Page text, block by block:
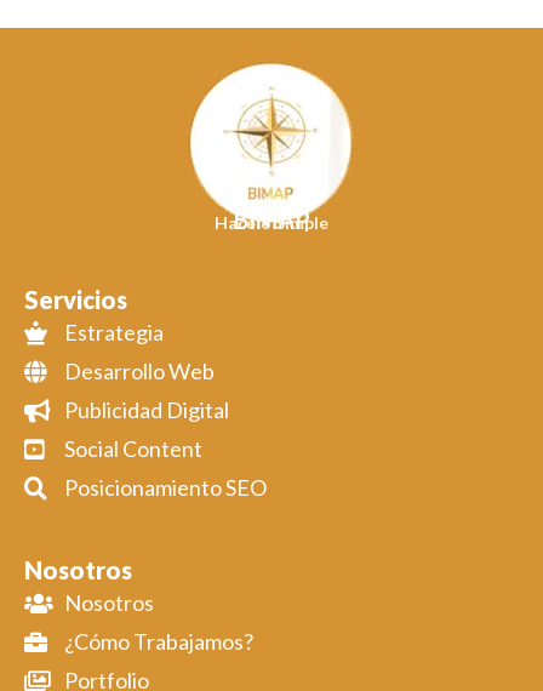
BIMAP
Hacelo Simple
Servicios
Estrategia
Desarrollo Web
Publicidad Digital
Social Content
Posicionamiento SEO
Nosotros
Nosotros
¿Cómo Trabajamos?
Portfolio